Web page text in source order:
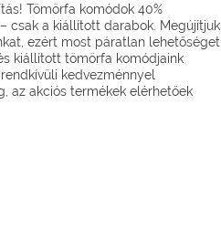
Tömörfa komódok 40%
csak a kiállított darabok. Megújítjuk
ezért most páratlan lehetőséget
kiállított tömörfa komódjaink
kedvezménnyel
az akciós termékek elérhetőek